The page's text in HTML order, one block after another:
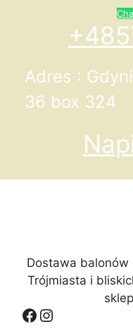
Adres :
36 box 324
Dostawa
Trójmiasta i
Facebook
Instagram